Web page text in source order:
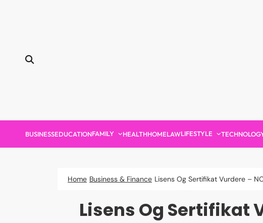
BUSINESSEDUCATIONFAMILY HEALTHHOMELAWLIFESTYLE
Home Business & Finance Lisens Og Sertifikat Vurdere –
Lisens Og Sertifikat